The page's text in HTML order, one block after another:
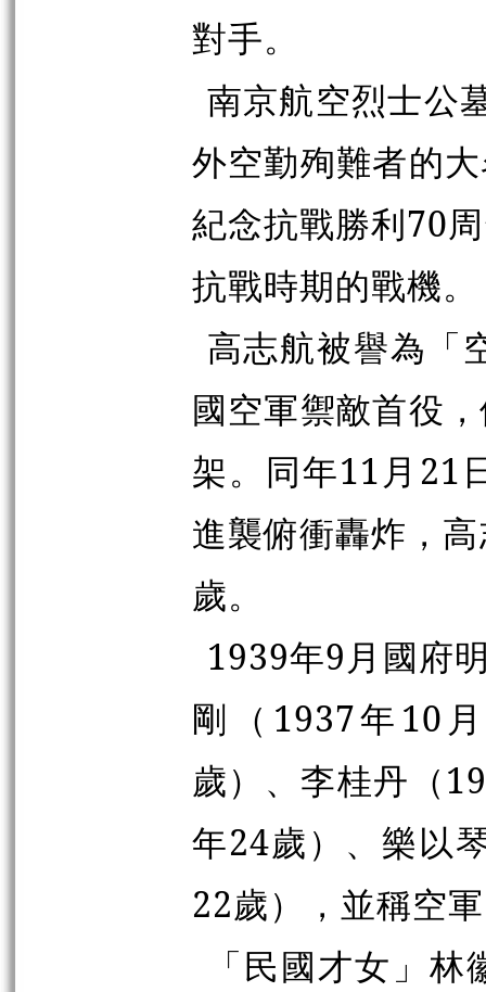
對手。
南京航空烈士公
外空勤殉難者的
紀念抗戰勝利70
抗戰時期的戰機。
高志航被譽為「
國空軍禦敵首役
架。同年11月21
進襲俯衝轟炸，
歲。
1939年9月國府
剛（1937年10
歲）、李桂丹（
年24歲）、樂以
22歲），並稱空
「民國才女」